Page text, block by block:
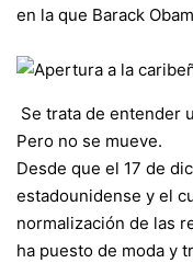
en la que Barack
Se trata de entender
Pero no se mueve.
Desde que el 17 de
estadounidense y el
normalización de las
ha puesto de moda y